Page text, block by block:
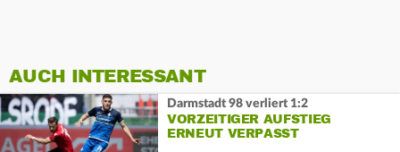
AUCH INTERESSANT
Darmstadt 98 verliert 1:2
VORZEITIGER AUFSTIEG
ERNEUT VERPASST